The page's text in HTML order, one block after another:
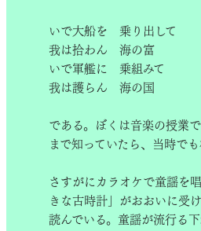
いで大船を 乗り出して
我は拾わん 海の富
いで軍艦に 乗組みて
我は護らん 海の国
である。ぼくは音楽の授業
まで知っていたら、当時で
さすがにカラオケで童謡を
きな古時計」がおおいに受
読んでいる。童謡が流行る